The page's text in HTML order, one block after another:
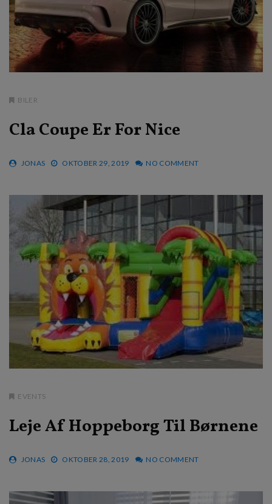
BILER
Cla Coupe Er For Nice
JONAS OKTOBER 29, 2019 NO COMMENT
EVENTS
Leje Af Hoppeborg Til Børnene
JONAS OKTOBER 28, 2019 NO COMMENT